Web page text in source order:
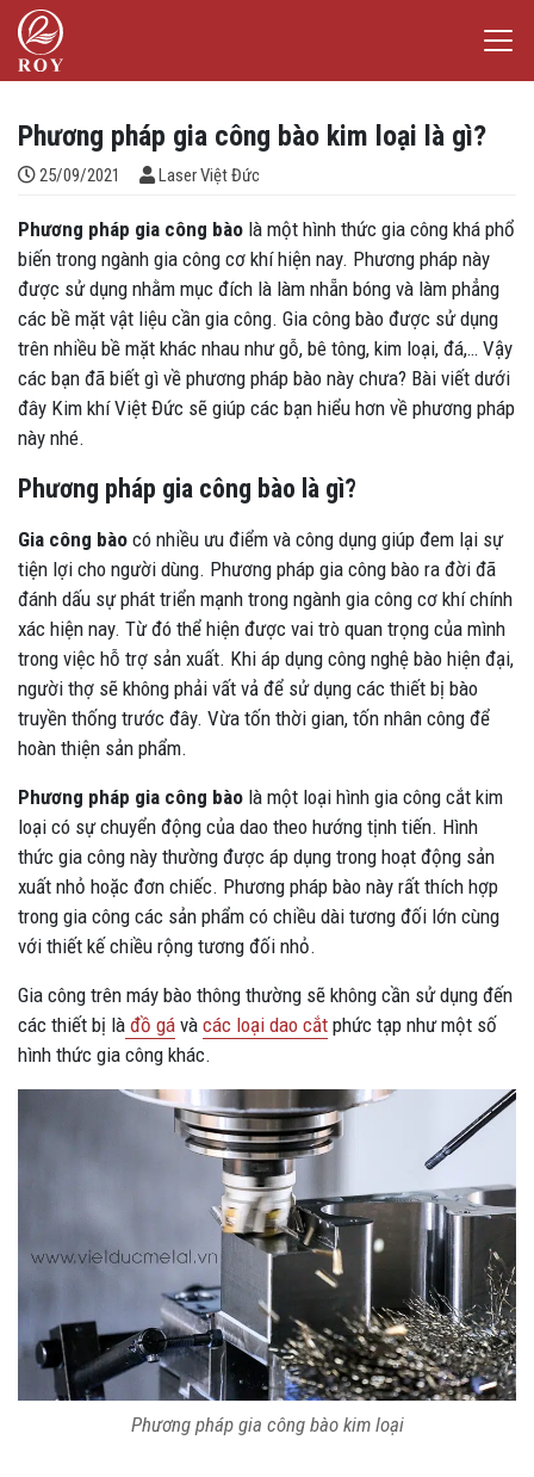
Chuyển đến nội dung
Laser Việt Đức
Phương pháp gia công bào kim loại là gì?
25/09/2021 Đăng bởi
Laser Việt Đức
Phương pháp gia công bào là một hình thức gia công khá phổ
biến trong ngành gia công cơ khí hiện nay. Phương pháp này
được sử dụng nhằm mục đích là làm nhẵn bóng và làm phẳng
các bề mặt vật liệu cần gia công. Gia công bào được sử dụng
trên nhiều bề mặt khác nhau như gỗ, bê tông, kim loại, đá,… Vậy
các bạn đã biết gì về phương pháp bào này chưa? Bài viết dưới
đây Kim khí Việt Đức sẽ giúp các bạn hiểu hơn về phương pháp
này nhé.
Phương pháp gia công bào là gì?
Gia công bào có nhiều ưu điểm và công dụng giúp đem lại sự
tiện lợi cho người dùng. Phương pháp gia công bào ra đời đã
đánh dấu sự phát triển mạnh trong ngành gia công cơ khí chính
xác hiện nay. Từ đó thể hiện được vai trò quan trọng của mình
trong việc hỗ trợ sản xuất. Khi áp dụng công nghệ bào hiện đại,
người thợ sẽ không phải vất vả để sử dụng các thiết bị bào
truyền thống trước đây. Vừa tốn thời gian, tốn nhân công để
hoàn thiện sản phẩm.
Phương pháp gia công bào là một loại hình gia công cắt kim
loại có sự chuyển động của dao theo hướng tịnh tiến. Hình
thức gia công này thường được áp dụng trong hoạt động sản
xuất nhỏ hoặc đơn chiếc. Phương pháp bào này rất thích hợp
trong gia công các sản phẩm có chiều dài tương đối lớn cùng
với thiết kế chiều rộng tương đối nhỏ.
Gia công trên máy bào thông thường sẽ không cần sử dụng đến
các thiết bị là đồ gá và các loại dao cắt phức tạp như một số
hình thức gia công khác.
Phương pháp gia công bào kim loại